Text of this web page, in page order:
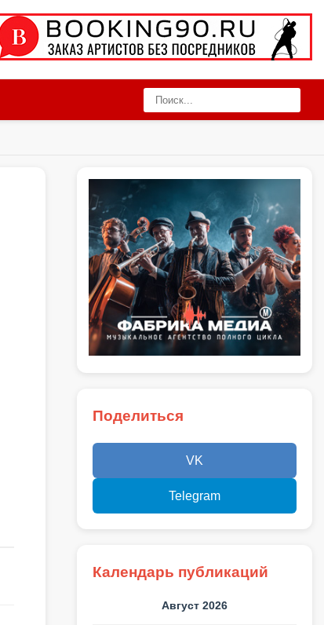
Поделиться
VK
Telegram
Календарь публикаций
Август 2026